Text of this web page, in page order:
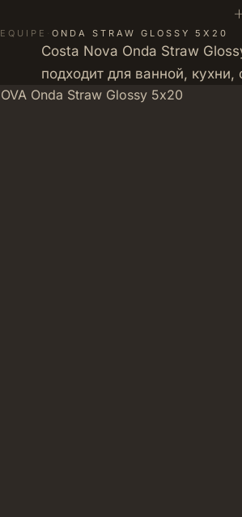
EQUIPE · ONDA STRAW GLOSSY 5Х20
Costa Nova Onda Straw
подходит для ванной,